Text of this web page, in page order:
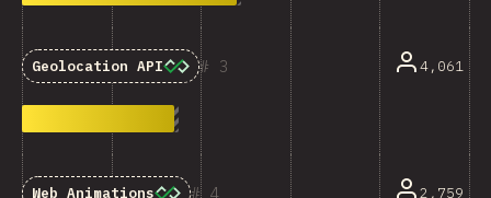
3
Geolocation API 4,061
4
Web Animations 2,759